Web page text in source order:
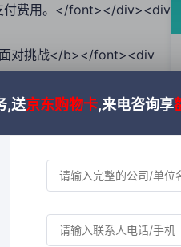
付费用。</font></div><div
对挑战</b></font><div
面临着各种挑战，包括但
也源于平台政策的不完善和
size="3">
策略</b></font><ol
1.75; text-align:
0, 0, 0); font-family:
信用保障<span
式进行交易，以减少风险。
,送京东购物卡,来电咨询享